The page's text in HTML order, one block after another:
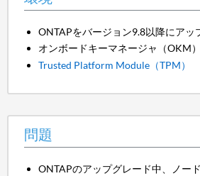
ONTAPをバージョン9.8以降にアッ
オンボードキーマネージャ（OKM）
Trusted Platform Module（TPM）
問題
ONTAPのアップグレード中、ノー